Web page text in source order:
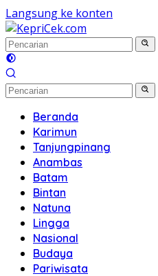
Langsung ke konten
Beranda
Karimun
Tanjungpinang
Anambas
Batam
Bintan
Natuna
Lingga
Nasional
Budaya
Pariwisata